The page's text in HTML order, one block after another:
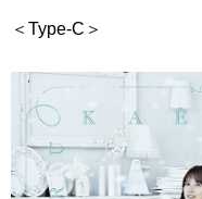
＜Type-C＞